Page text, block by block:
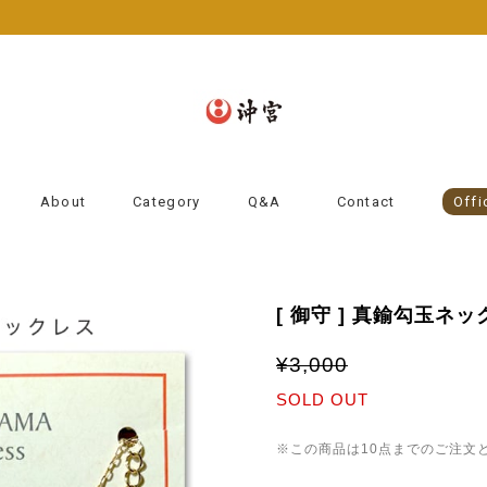
About Category Q&A Contact
[ 御守 ] 真鍮勾玉ネッ
¥3,000
SOLD OUT
※この商品は10点までのご注文